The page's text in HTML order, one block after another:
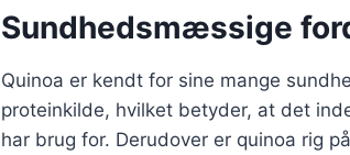
Sundhedsmæssige
Quinoa er kendt for sine mange
proteinkilde, hvilket betyder, at det
har brug for. Derudover er quinoa rig